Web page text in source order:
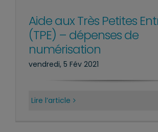
Aide aux Très Petites
(TPE) – dépenses de
numérisation
vendredi, 5 Fév 2021
Lire l’article